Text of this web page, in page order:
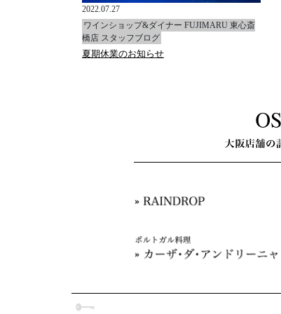
2022.07.27
ワインショップ&ダイナー FUJIMARU 東心斎
橋店 スタッフブログ
夏期休業のお知らせ